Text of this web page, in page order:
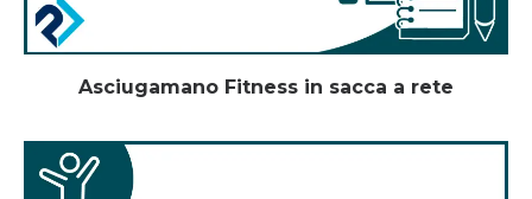
Asciugamano Fitness in sacca a rete